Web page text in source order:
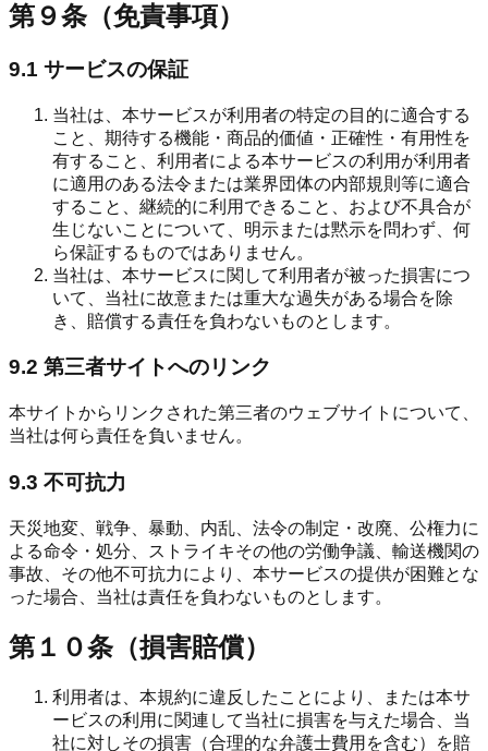
第９条（免責事項）
9.1 サービスの保証
当社は、本サービスが利用者の特定の目的に適合する
こと、期待する機能・商品的価値・正確性・有用性を
有すること、利用者による本サービスの利用が利用者
に適用のある法令または業界団体の内部規則等に適合
すること、継続的に利用できること、および不具合が
生じないことについて、明示または黙示を問わず、何
ら保証するものではありません。
当社は、本サービスに関して利用者が被った損害につ
いて、当社に故意または重大な過失がある場合を除
き、賠償する責任を負わないものとします。
9.2 第三者サイトへのリンク
本サイトからリンクされた第三者のウェブサイトについて、
当社は何ら責任を負いません。
9.3 不可抗力
天災地変、戦争、暴動、内乱、法令の制定・改廃、公権力に
よる命令・処分、ストライキその他の労働争議、輸送機関の
事故、その他不可抗力により、本サービスの提供が困難とな
った場合、当社は責任を負わないものとします。
第１０条（損害賠償）
利用者は、本規約に違反したことにより、または本サ
ービスの利用に関連して当社に損害を与えた場合、当
社に対しその損害（合理的な弁護士費用を含む）を賠